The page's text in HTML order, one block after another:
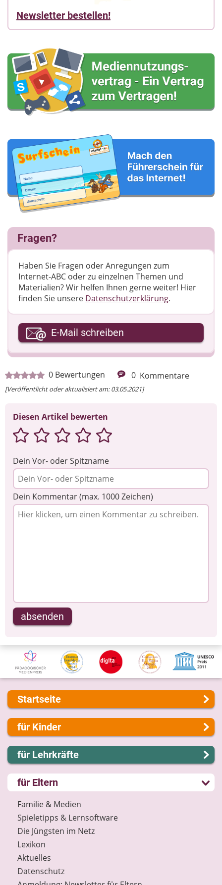
0 Bewertungen 0 Kommentare
[Veröffentlicht oder aktualisiert am: 03.05.2021]
Diesen Artikel bewerten
Dein Vor- oder Spitzname
Dein Kommentar (max. 1000 Zeichen)
absenden
Newsletter bestellen!
Fragen?
Haben Sie Fragen oder Anregungen zum
Internet-ABC oder zu einzelnen Themen und
Materialien? Wir helfen Ihnen gerne weiter! ​Hier
finden Sie unsere Datenschutzerklärung.
Ihre E-Mail-Adresse
Ihre Nachricht
E-Mail schreiben
Startseite
Über uns
Presse
Kontakt
Impressum
Internet-ABC Sitemap
Barrierefreiheit
Länderprojekte
für Kinder
Lernen und Schule
Hobby und Freizeit
Spiel und Spaß
Mitreden und Mitmachen
Lexikon
Datenschutz
Newsletter
für Lehrkräfte
Lernmodule
Unterrichts­materialien
Internet-ABC-Schule
Praxishilfen
Aktuelles
Materialbestellung
Lexikon
Datenschutz
für Eltern
Familie & Medien
Spieletipps & Lernsoftware
Die Jüngsten im Netz
Lexikon
Aktuelles
Datenschutz